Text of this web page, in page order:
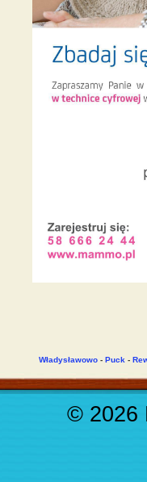
Władysławowo - Puck -
© 2026